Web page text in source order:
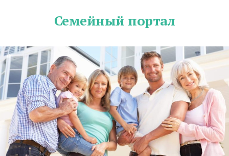
Семейный портал